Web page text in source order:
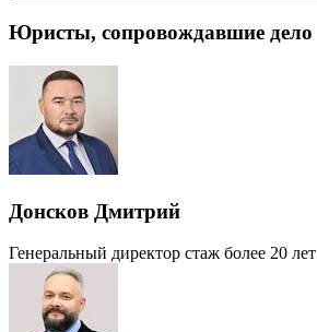
Юристы, сопровождавшие дело
Донсков Дмитрий
Генеральный директор стаж более 20 лет